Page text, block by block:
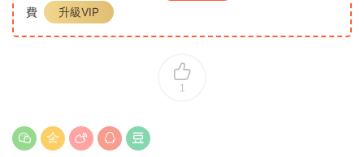
費
升級VIP
1